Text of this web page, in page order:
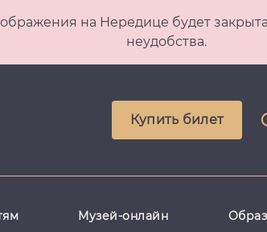
на Нередице будет
неудобства.
Купить билет
Музей-онлайн